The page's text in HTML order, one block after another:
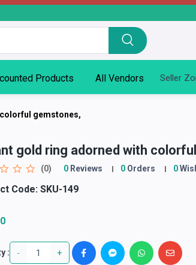
Products All Vendors Seller
gemstones,
gold ring adorned with
(0) 0Reviews 0Orders 0
Code:SKU-149
: - +